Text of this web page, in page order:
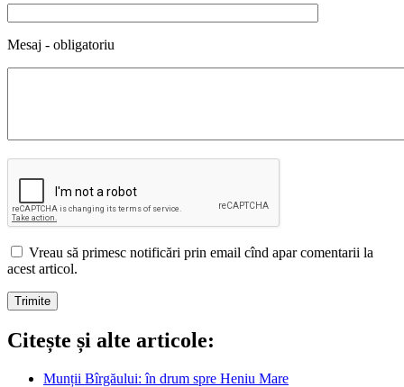
Mesaj - obligatoriu
Vreau să primesc notificări prin email cînd apar comentarii la
acest articol.
Citește și alte articole:
Munții Bîrgăului: în drum spre Heniu Mare